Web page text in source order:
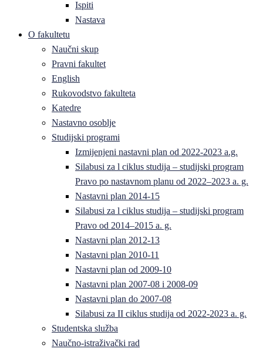
Ispiti
Nastava
O fakultetu
Naučni skup
Pravni fakultet
English
Rukovodstvo fakulteta
Katedre
Nastavno osoblje
Studijski programi
Izmijenjeni nastavni plan od 2022-2023 a.g.
Silabusi za l ciklus studija – studijski program
Pravo po nastavnom planu od 2022–2023 a. g.
Nastavni plan 2014-15
Silabusi za l ciklus studija – studijski program
Pravo od 2014–2015 a. g.
Nastavni plan 2012-13
Nastavni plan 2010-11
Nastavni plan od 2009-10
Nastavni plan 2007-08 i 2008-09
Nastavni plan do 2007-08
Silabusi za II ciklus studija od 2022-2023 a. g.
Studentska služba
Naučno-istraživački rad